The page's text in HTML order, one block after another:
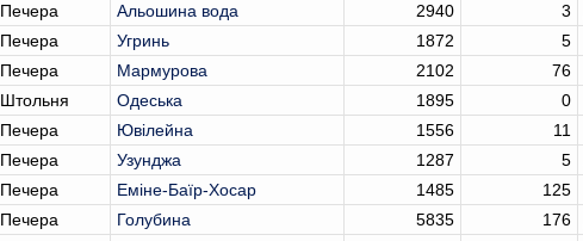
Печера Альошина вода 2940 3
Печера Угринь 1872 5
Печера Мармурова 2102 76
Штольня Одеська 1895 0
Печера Ювілейна 1556 11
Печера Узунджа 1287 5
Печера Еміне-Баїр-Хосар 1485 125
Печера Голубина 5835 176